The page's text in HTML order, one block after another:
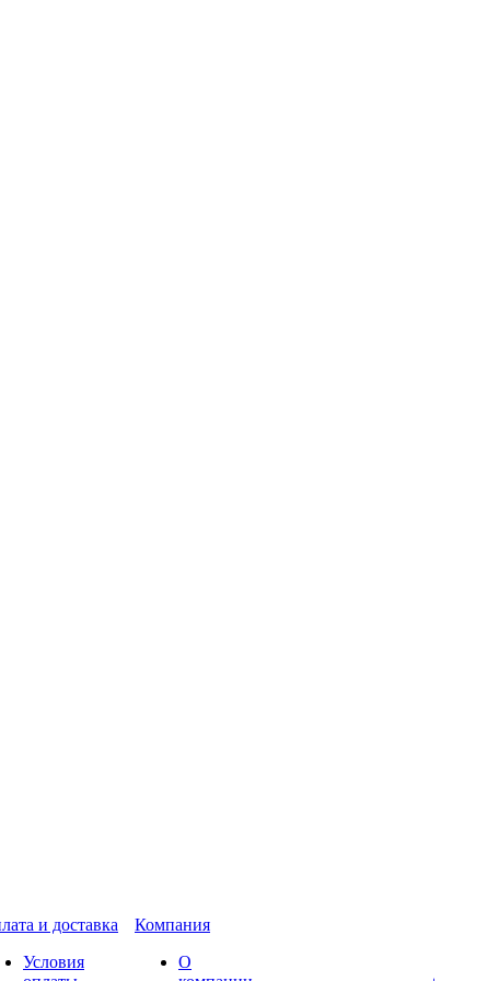
и доставка
Условия
Компания
О